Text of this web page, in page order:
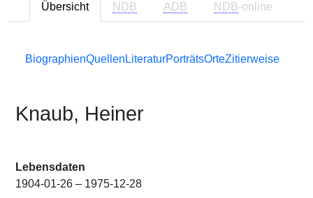
Übersicht NDB ADB NDB-online
BiographienQuellen LiteraturPorträtsOrteZitierweise
Knaub, Heiner
Lebensdaten
1904-01-26 – 1975-12-28